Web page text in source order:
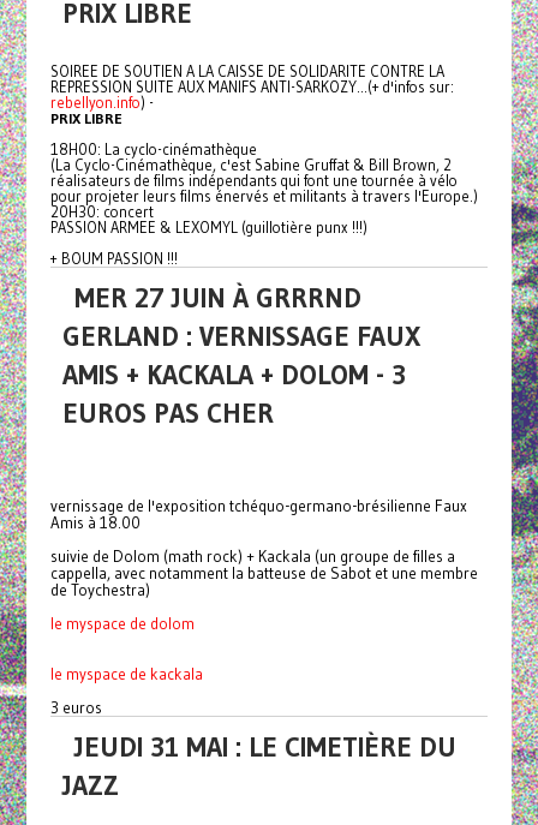
PRIX LIBRE
SOIREE DE SOUTIEN A LA CAISSE DE SOLIDARITE CONTRE LA
REPRESSION SUITE AUX MANIFS ANTI-SARKOZY...(+ d'infos sur:
rebellyon.info) -
PRIX LIBRE
18H00: La cyclo-cinémathèque
(La Cyclo-Cinémathèque, c'est Sabine Gruffat & Bill Brown, 2
réalisateurs de films indépendants qui font une tournée à vélo
pour projeter leurs films énervés et militants à travers l'Europe.)
20H30: concert
PASSION ARMEE & LEXOMYL (guillotière punx !!!)
+ BOUM PASSION !!!
MER 27 JUIN À GRRRND
GERLAND : VERNISSAGE FAUX
AMIS + KACKALA + DOLOM - 3
EUROS PAS CHER
vernissage de l'exposition tchéquo-germano-brésilienne Faux
Amis à 18.00
suivie de Dolom (math rock) + Kackala (un groupe de filles a
cappella, avec notamment la batteuse de Sabot et une membre
de Toychestra)
le myspace de dolom
le myspace de kackala
3 euros
JEUDI 31 MAI : LE CIMETIÈRE DU
JAZZ